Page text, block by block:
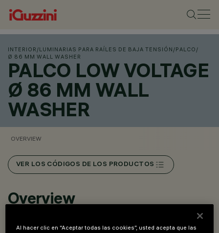
INTERIOR /LUMINARIAS PARA RAÍLES DE BAJA TENSIÓN /PALCO /
Ø 86 MM WALL WASHER
PALCO LOW VOLTAGE
Ø 86 MM WALL
WASHER
OVERVIEW
VER LOS CÓDIGOS DE LOS PRODUCTOS
Overview
Wall Washer.
Al hacer clic en “Aceptar todas las cookies”, usted acepta que las